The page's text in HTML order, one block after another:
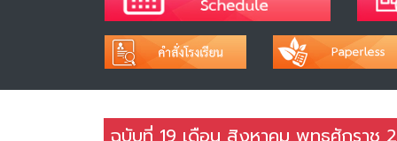
ฉบับที่ 19 เดือน สิงหาคม พุทธศักราช